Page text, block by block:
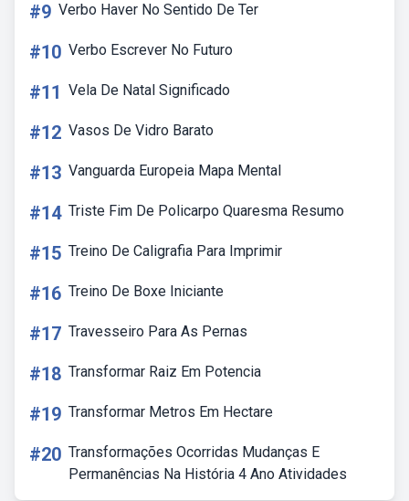
#9 Verbo Haver No Sentido De Ter
#10 Verbo Escrever No Futuro
#11 Vela De Natal Significado
#12 Vasos De Vidro Barato
#13 Vanguarda Europeia Mapa Mental
#14 Triste Fim De Policarpo Quaresma Resumo
#15 Treino De Caligrafia Para Imprimir
#16 Treino De Boxe Iniciante
#17 Travesseiro Para As Pernas
#18 Transformar Raiz Em Potencia
#19 Transformar Metros Em Hectare
#20 Transformações Ocorridas Mudanças E
Permanências Na História 4 Ano Atividades